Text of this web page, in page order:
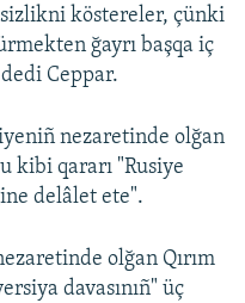
köstereler, çünki
ğayrı başqa iç
Ceppar.
nezaretinde olğan
kibi qararı "Rusiye
delâlet ete".
olğan Qırım
davasınıñ" üç